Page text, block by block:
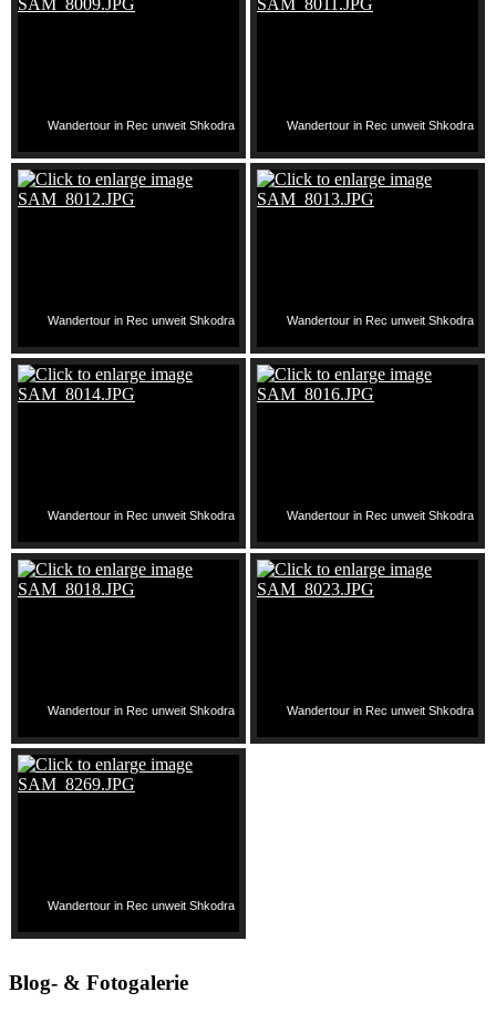
Wandertour in Rec unweit Shkodra Wandertour in Rec unweit Shkodra
Wandertour in Rec unweit Shkodra Wandertour in Rec unweit Shkodra
Wandertour in Rec unweit Shkodra Wandertour in Rec unweit Shkodra
Wandertour in Rec unweit Shkodra Wandertour in Rec unweit Shkodra
Wandertour in Rec unweit Shkodra
Blog- & Fotogalerie